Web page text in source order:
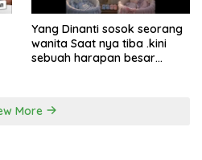
Yang Dinanti sosok seorang
wanita Saat nya tiba .kini
sebuah harapan besar
buah hati yang berjudul
More